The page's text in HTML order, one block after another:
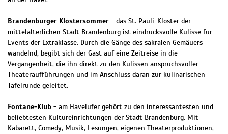
Brandenburger Klostersommer - das St. Pauli-Kloster der
mittelalterlichen Stadt Brandenburg ist eindrucksvolle Kulisse für
Events der Extraklasse. Durch die Gänge des sakralen Gemäuers
wandelnd, begibt sich der Gast auf eine Zeitreise in die
Vergangenheit, die ihn direkt zu den Kulissen anspruchsvoller
Theateraufführungen und im Anschluss daran zur kulinarischen
Tafelrunde geleitet.
Fontane-Klub - am Havelufer gehört zu den interessantesten und
beliebtesten Kultureinrichtungen der Stadt Brandenburg. Mit
Kabarett, Comedy, Musik, Lesungen, eigenen Theaterproduktionen,